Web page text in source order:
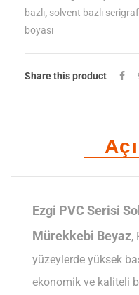
Baskı
Mürekkebi
adet
bazlı, solvent bazlı
boyası
Share this product
Ezgi PVC Serisi
Mürekkebi Beyaz,
yüzeylerde yüksek
ekonomik ve kaliteli